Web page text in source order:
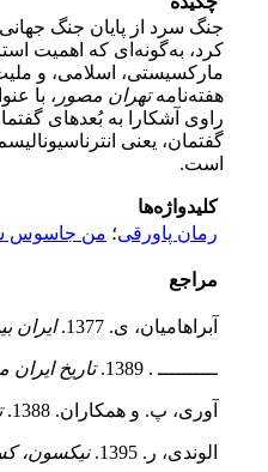
مارکسیستی، اسلامی، و
هفته‌نامهتهران مصور ، با
راوی آشکارا به بُعدهای
گفتمان، یعنی
است.
کلیدواژه‌ها
رمان پاورقی؛ من جاسوس
مراجع
آبراهامیان، ی. 1377. ایران
ــــــــــ . 1389. تاریخ ایران
آوری، پ. و همکاران. 1388.
الوندی، ر. 1395. نیکسون،